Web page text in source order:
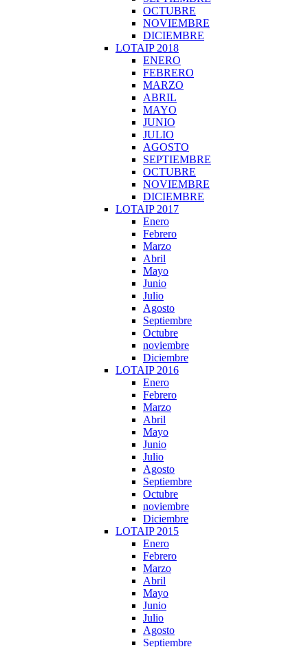
OCTUBRE
NOVIEMBRE
DICIEMBRE
LOTAIP 2018
ENERO
FEBRERO
MARZO
ABRIL
MAYO
JUNIO
JULIO
AGOSTO
SEPTIEMBRE
OCTUBRE
NOVIEMBRE
DICIEMBRE
LOTAIP 2017
Enero
Febrero
Marzo
Abril
Mayo
Junio
Julio
Agosto
Septiembre
Octubre
noviembre
Diciembre
LOTAIP 2016
Enero
Febrero
Marzo
Abril
Mayo
Junio
Julio
Agosto
Septiembre
Octubre
noviembre
Diciembre
LOTAIP 2015
Enero
Febrero
Marzo
Abril
Mayo
Junio
Julio
Agosto
Septiembre